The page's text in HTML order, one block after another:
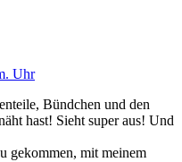
Uhr
Bündchen und den
hast! Sieht super aus! Und
gekommen, mit meinem